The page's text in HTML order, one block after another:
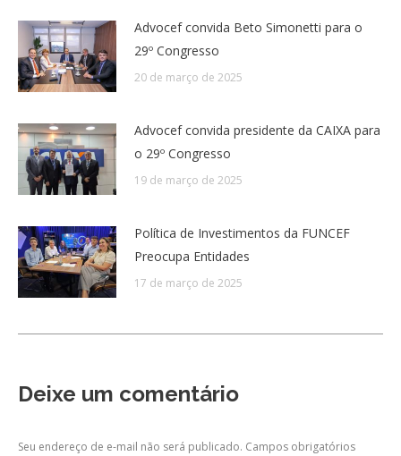
Advocef convida Beto Simonetti para o
29º Congresso
20 de março de 2025
Advocef convida presidente da CAIXA para
o 29º Congresso
19 de março de 2025
Política de Investimentos da FUNCEF
Preocupa Entidades
17 de março de 2025
Deixe um comentário
Seu endereço de e-mail não será publicado. Campos obrigatórios